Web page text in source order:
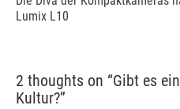
Lumix L10
2 thoughts on “Gibt es
Kultur?”